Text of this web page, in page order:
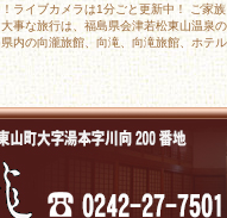
ライブカメラは1分ごと更新中！ ご家
大事な旅行は、福島県会津若松東山温泉
内の向瀧旅館、向滝、向滝旅館、ホテ